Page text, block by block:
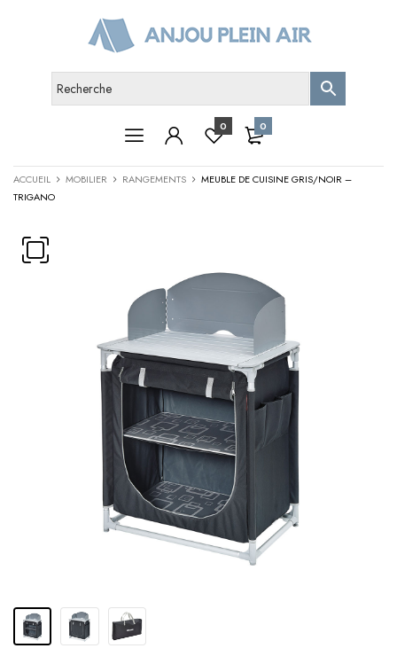
0 0
ACCUEIL MOBILIER RANGEMENTS
MEUBLE DE CUISINE GRIS/NOIR –
TRIGANO